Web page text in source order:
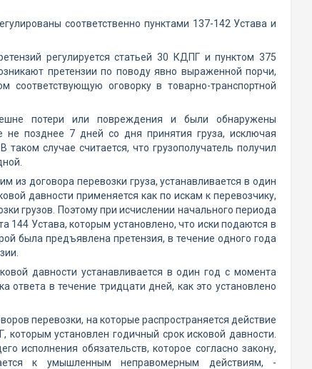
соответственно пунктами 137-142 Устава и
регулируется статьей 30 КДПГ и пунктом 375
претензии по поводу явно выраженной порчи,
оговорку в товарно-транспортной
потери или повреждения и были обнаружены
не позднее 7 дней со дня принятия груза, исключая
случае считается, что грузополучатель получил
из договора перевозки груза, устанавливается в один
давности применяется как по искам к перевозчику,
грузов. Поэтому при исчислении начального периода
144 Устава, которым установлено, что иски подаются в
была предъявлена претензия, в течение одного года
давности устанавливается в один год с момента
ответа в течение тридцати дней, как это установлено
перевозки, на которые распространяется действие
установлен годичный срок исковой давности.
исполнения обязательств, которое согласно закону,
к умышленным неправомерным действиям, -